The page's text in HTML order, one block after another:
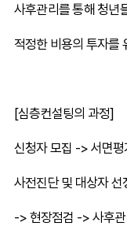
사후관리를 통해 청년
적정한 비용의 투자를
[심층컨설팅의 과정]
신청자 모집 -> 서면
사전진단 및 대상자
-> 현장점검 -> 사후